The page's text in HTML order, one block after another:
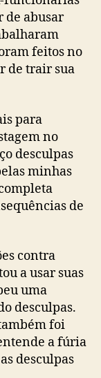
s
W
a
n
g
f
e
n
t
a
m
u
a
ç
õ
e
s
d
de abusar
feitos no
de trair sua
para
no
desculpas
minhas
de
contra
a usar suas
uma
desculpas.
foi
a fúria
desculpas